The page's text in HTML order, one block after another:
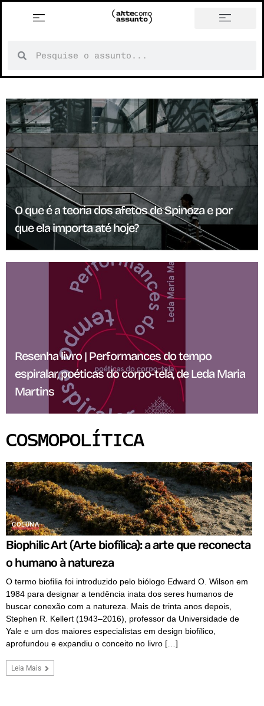
O que é a teoria dos afetos de Spinoza e por
que ela importa até hoje?
Resenha livro | Performances do tempo
espiralar, poéticas do corpo-tela, de Leda Maria
Martins
COSMOPOLÍTICA
COLUNA
Biophilic Art (Arte biofílica): a arte que reconecta
o humano à natureza
O termo biofilia foi introduzido pelo biólogo Edward O. Wilson em
1984 para designar a tendência inata dos seres humanos de
buscar conexão com a natureza. Mais de trinta anos depois,
Stephen R. Kellert (1943–2016), professor da Universidade de
Yale e um dos maiores especialistas em design biofílico,
aprofundou e expandiu o conceito no livro […]
Leia Mais